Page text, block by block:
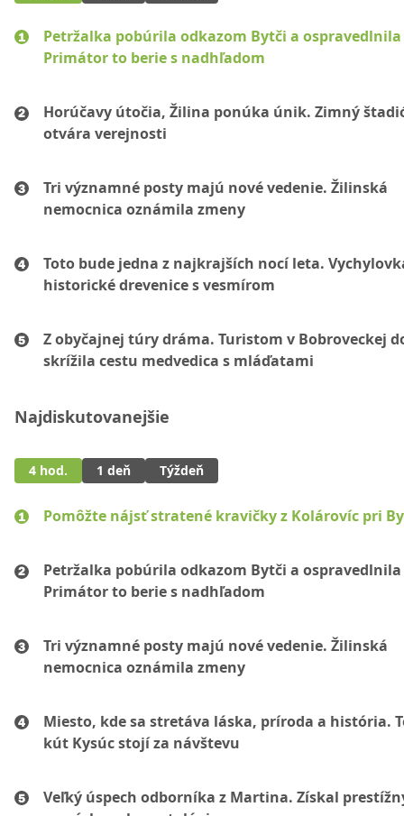
Petržalka pobúrila odkazom Bytči a ospravedlnila
Primátor to berie s nadhľadom
Horúčavy útočia, Žilina ponúka únik. Zimný
otvára verejnosti
Tri významné posty majú nové vedenie. Žilinská
nemocnica oznámila zmeny
Toto bude jedna z najkrajších nocí leta.
historické drevenice s vesmírom
Z obyčajnej túry dráma. Turistom v Bobroveckej
skrížila cestu medvedica s mláďatami
Najdiskutovanejšie
4 hod. 1 deň Týždeň
Pomôžte nájsť stratené kravičky z Kolárovíc pri
Petržalka pobúrila odkazom Bytči a ospravedlnila
Primátor to berie s nadhľadom
Tri významné posty majú nové vedenie. Žilinská
nemocnica oznámila zmeny
Miesto, kde sa stretáva láska, príroda a história.
kút Kysúc stojí za návštevu
Veľký úspech odborníka z Martina. Získal